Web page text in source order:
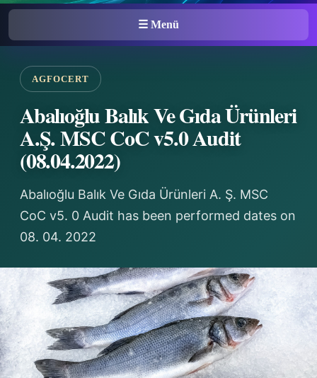
☰ Menü
AGFOCERT
Abalıoğlu Balık Ve Gıda Ürünleri
A.Ş. MSC CoC v5.0 Audit
(08.04.2022)
Abalıoğlu Balık Ve Gıda Ürünleri A. Ş. MSC
CoC v5. 0 Audit has been performed dates on
08. 04. 2022